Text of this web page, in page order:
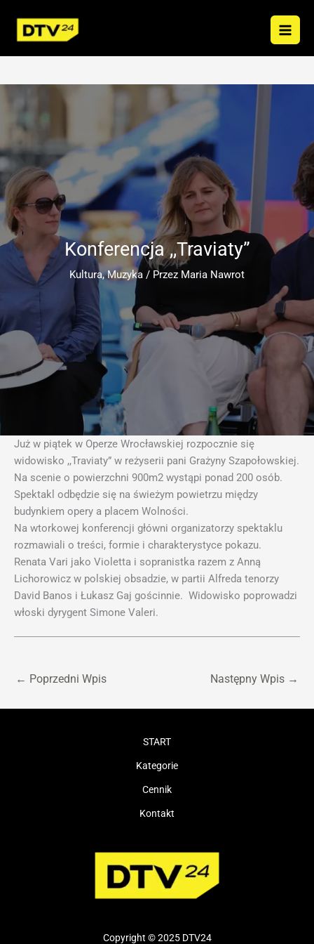
treści
Konferencja ,,Traviaty”
Kultura,Muzyka / Przez Maria Nawrot
Już w piątek w Operze Wrocławskiej rozpocznie się
widowisko ,,Traviaty” w reżyserii pani Grażyny Szapołowskiej.
Na scenie o powierzchni 900m2 wystąpi ponad 200 osób.
Spektakl odbędzie się na świeżym powietrzu między
budynkiem opery a placem Wolności.
Na wtorkowej konferencji główni organizatorzy spektaklu
rozmawiali o treści, formie i charakterystyce pokazu.
Renata Vari jako Violetta i sopranistka razem z Anną
Lichorowicz w polskiej obsadzie, w partii Alfreda tenorzy
David Banos i Łukasz Gaj gościnnie. Widowisko poprowadzi
włoski dyrygent Simone Valeri.
← Poprzedni Wpis Następny Wpis →
START
Kategorie
Cennik
Kontakt
Copyright © 2025 DTV24